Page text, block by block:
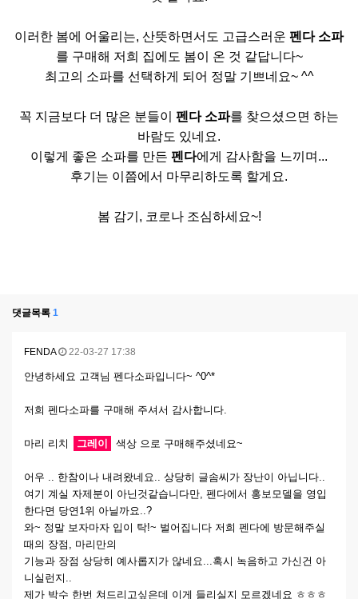
이러한 봄에 어울리는, 산뜻하면서도 고급스러운 펜다 소파
를 구매해 저희 집에도 봄이 온 것 같답니다~
최고의 소파를 선택하게 되어 정말 기쁘네요~ ^^
꼭 지금보다 더 많은 분들이 펜다 소파를 찾으셨으면 하는
바람도 있네요.
이렇게 좋은 소파를 만든 펜다에게 감사함을 느끼며...
후기는 이쯤에서 마무리하도록 할게요.
봄 감기, 코로나 조심하세요~!
댓글목록 1
FENDA 22-03-27 17:38
안녕하세요 고객님 펜다소파입니다~ ^0^*
저희 펜다소파를 구매해 주셔서 감사합니다.
마리 리치 그레이 색상 으로 구매해주셨네요~
어우 .. 한참이나 내려왔네요.. 상당히 글솜씨가 장난이 아닙니다..
여기 계실 자제분이 아닌것같습니다만, 펜다에서 홍보모델을 영입
한다면 당연1위 아닐까요..?
와~ 정말 보자마자 입이 탁!~ 벌어집니다 저희 펜다에 방문해주실
때의 장점, 마리만의
기능과 장점 상당히 예사롭지가 않네요...혹시 녹음하고 가신건 아
니실런지..
제가 박수 한번 쳐드리고싶은데 이게 들리실지 모르겠네요 ㅎㅎㅎ